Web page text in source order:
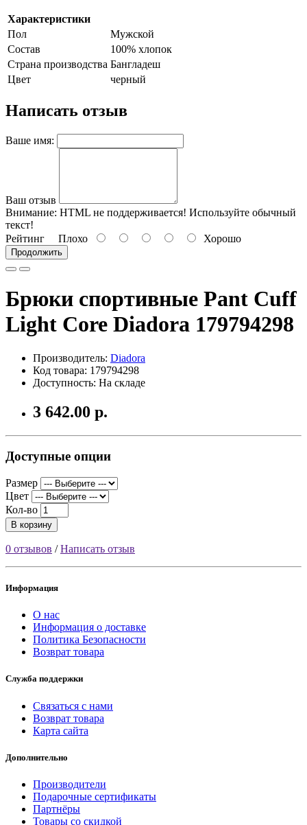
Характеристики
Пол
Мужской
Состав
100% хлопок
Страна производства Бангладеш
Цвет
черный
Написать отзыв
Ваше имя:
Ваш отзыв
Внимание: HTML не поддерживается! Используйте обычный
текст!
Рейтинг Плохо Хорошо
Продолжить
Брюки спортивные Pant Cuff
Light Core Diadora 179794298
Производитель: Diadora
Код товара: 179794298
Доступность: На складе
3 642.00 р.
Доступные опции
Размер
Цвет
Кол-во
В корзину
0 отзывов /Написать отзыв
Информация
О нас
Информация о доставке
Политика Безопасности
Возврат товара
Служба поддержки
Связаться с нами
Возврат товара
Карта сайта
Дополнительно
Производители
Подарочные сертификаты
Партнёры
Товары со скидкой